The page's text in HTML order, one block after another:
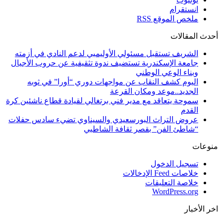
انستقرام
ملخص الموقع RSS
أحدث المقالات
الشريف تستقبل مسئولي الأوليمبي لدعم النادي في أزمته
جامعة الإسكندرية تستضيف ندوة تثقيفية عن حروب الأجيال
وبناء الوعي الوطني
اليوم كشف النقاب عن مواجهات دوري “أورا” في ثوبه
الجديد..موعد ومكان القرعة
سموحة يتعاقد مع مدير فني برتغالي لقيادة قطاع ناشئين كرة
القدم
عروض التراث البورسعيدي والسيناوي تضيء سادس حفلات
“شاطئ الفن” بقصر ثقافة الشاطبي
منوعات
تسجيل الدخول
خلاصات Feed الإدخالات
خلاصة التعليقات
WordPress.org
اخر الأخبار